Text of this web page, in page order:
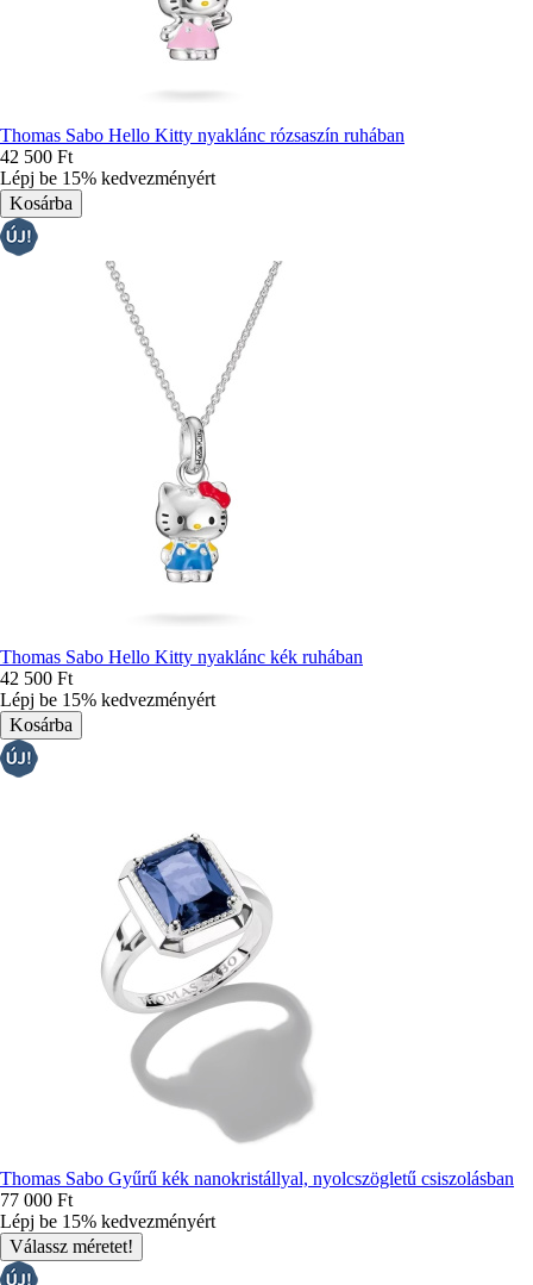
Thomas Sabo Hello Kitty nyaklánc rózsaszín ruhában
42 500 Ft
Lépj be 15% kedvezményért
Thomas Sabo Hello Kitty nyaklánc kék ruhában
42 500 Ft
Lépj be 15% kedvezményért
Thomas Sabo Gyűrű kék ​​nanokristállyal, nyolcszögletű csiszolásban
77 000 Ft
Lépj be 15% kedvezményért